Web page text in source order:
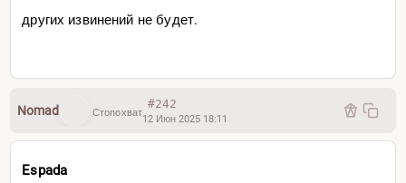
других извинений не будет.
Nomad Стопохват
#242
12 Июн 2025 18:11
Espada